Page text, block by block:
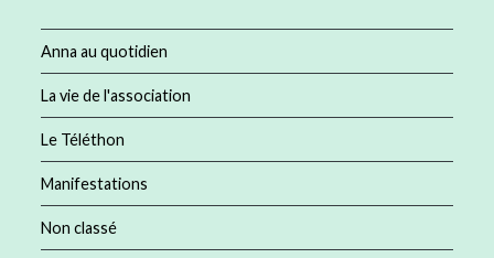
Anna au quotidien
La vie de l'association
Le Téléthon
Manifestations
Non classé